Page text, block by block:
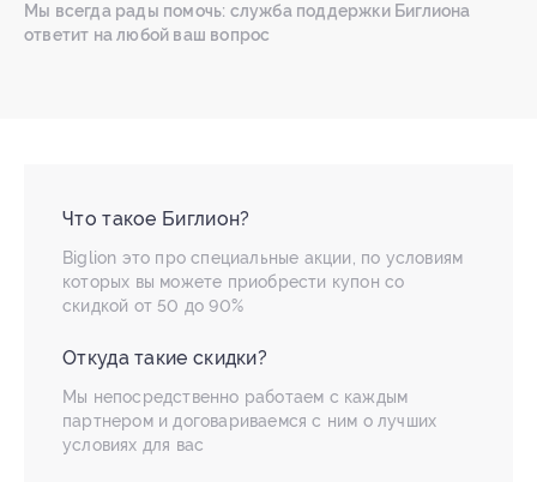
Мы всегда рады помочь: служба поддержки Биглиона
ответит на любой ваш вопрос
Что такое Биглион?
Biglion это про специальные акции, по условиям
которых вы можете приобрести купон со
скидкой от 50 до 90%
Откуда такие скидки?
Мы непосредственно работаем с каждым
партнером и договариваемся с ним о лучших
условиях для вас